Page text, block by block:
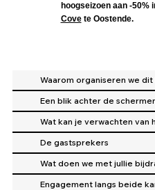
hoogseizoen aan -50%
Covete Oostende.
Waarom organiseren we
Een blik achter de
Wat kan je verwachten van
De gastsprekers
Wat doen we met jullie
Engagement langs beide